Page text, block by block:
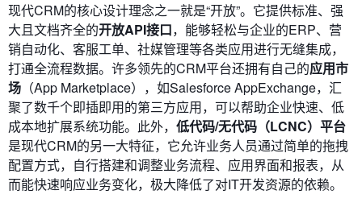
现代CRM的核心设计理念之一就是“开放”。它提供标准、强
大且文档齐全的开放API接口，能够轻松与企业的ERP、营
销自动化、客服工单、社媒管理等各类应用进行无缝集成，
打通全流程数据。许多领先的CRM平台还拥有自己的应用市
场 （App Marketplace），如Salesforce AppExchange，汇
聚了数千个即插即用的第三方应用，可以帮助企业快速、低
成本地扩展系统功能。此外， 低代码/无代码（LCNC）平台
是现代CRM的另一大特征，它允许业务人员通过简单的拖拽
配置方式，自行搭建和调整业务流程、应用界面和报表，从
而能快速响应业务变化，极大降低了对IT开发资源的依赖。